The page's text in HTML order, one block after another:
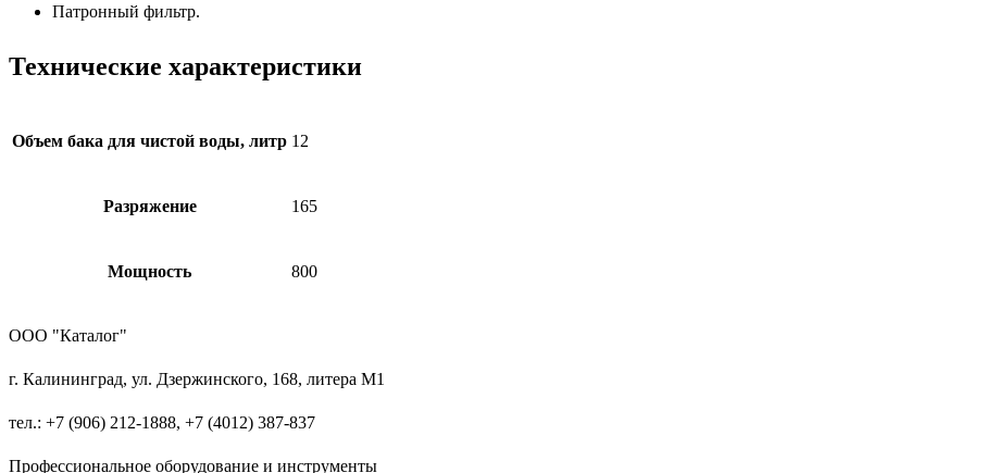
Патронный фильтр.
Технические характеристики
Объем бака для чистой воды, литр 12
Разряжение 165
Мощность 800
ООО "Каталог"
г. Калининград, ул. Дзержинского, 168, литера М1
тел.: +7 (906) 212-1888, +7 (4012) 387-837
Профессиональное оборудование и инструменты